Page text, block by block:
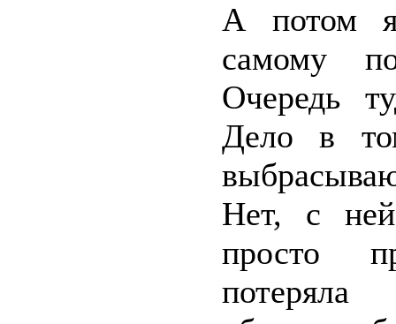
А потом
самому
Очередь
Дело в
Нет, с
просто